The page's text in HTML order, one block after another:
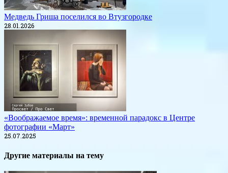
Медведь Гриша поселился во Втузгородке
28.01.2026
«Воображаемое время»: временной парадокс в Центре
фотографии «Март»
25.07.2025
Другие материалы на тему